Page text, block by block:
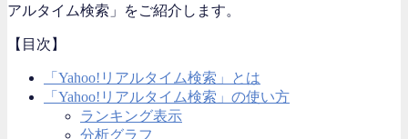
アルタイム検索 」をご紹介します。
【目次】
「Yahoo!リアルタイム検索」とは
「Yahoo!リアルタイム検索」の使い方
ランキング表示
分析グラフ